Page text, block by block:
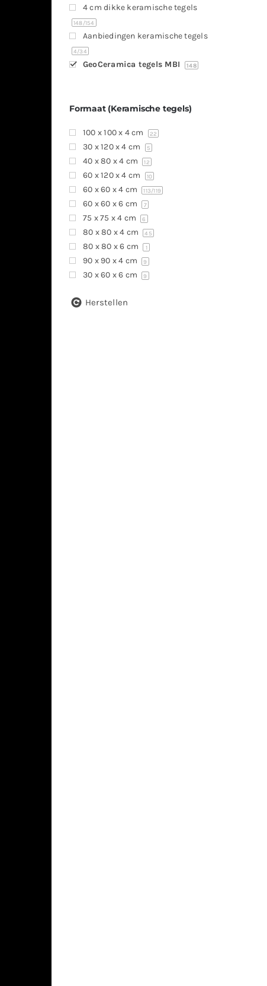
4 cm dikke keramische tegels
148/154
Aanbiedingen keramische tegels
4/34
GeoCeramica tegels MBI 148
Formaat (Keramische tegels)
100 x 100 x 4 cm 22
30 x 120 x 4 cm 5
40 x 80 x 4 cm 12
60 x 120 x 4 cm 10
60 x 60 x 4 cm 113/119
60 x 60 x 6 cm 7
75 x 75 x 4 cm 6
80 x 80 x 4 cm 45
80 x 80 x 6 cm 1
90 x 90 x 4 cm 9
30 x 60 x 6 cm 9
Herstellen